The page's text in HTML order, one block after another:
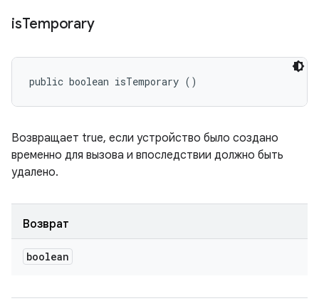
isTemporary
public boolean isTemporary ()
Возвращает true, если устройство было создано
временно для вызова и впоследствии должно быть
удалено.
Возврат
boolean